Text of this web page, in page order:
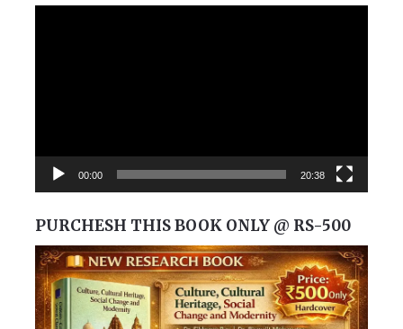
00:00 20:38
PURCHESH THIS BOOK ONLY @ RS-500